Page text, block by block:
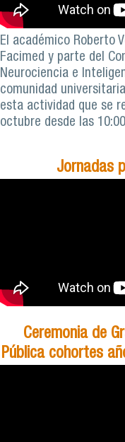
El académico Roberto
Facimed y parte del
Neurociencia e
comunidad
esta actividad que se
octubre desde las
Jornadas
Ceremonia de
Pública cohortes